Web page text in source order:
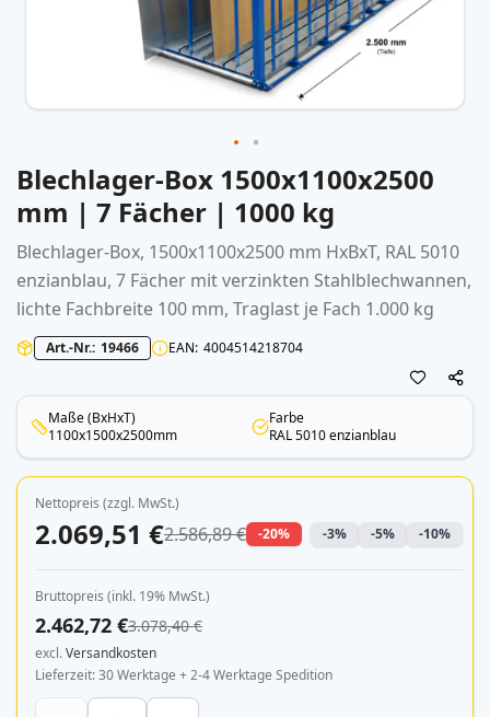
Zum
Anfang
der
springen
Blechlager-Box 1500x1100x2500
mm | 7 Fächer | 1000 kg
Blechlager-Box, 1500x1100x2500 mm HxBxT, RAL 5010
enzianblau, 7 Fächer mit verzinkten Stahlblechwannen,
lichte Fachbreite 100 mm, Traglast je Fach 1.000 kg
Art.-Nr. 19466 EAN 4004514218704
Maße (BxHxT)
1100x1500x2500mm
Farbe
RAL 5010 enzianblau
Nettopreis (zzgl. MwSt.)
2.069,51 €2.586,89 € -20% -3% -5% -10%
Bruttopreis (inkl. 19% MwSt.)
2.462,72 €3.078,40 €
excl.Versandkosten
Lieferzeit 30 Werktage + 2-4 Werktage Spedition